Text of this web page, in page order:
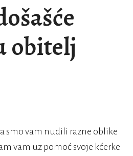
obitelj
smo vam nudili razne oblike
vam uz pomoć svoje kćerke